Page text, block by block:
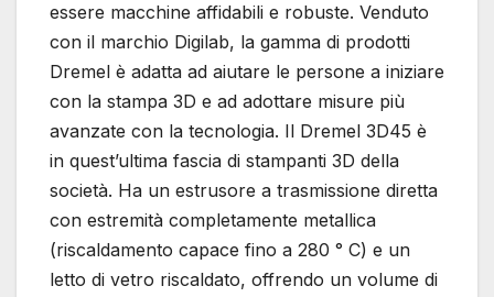
essere macchine affidabili e robuste. Venduto
con il marchio Digilab, la gamma di prodotti
Dremel è adatta ad aiutare le persone a iniziare
con la stampa 3D e ad adottare misure più
avanzate con la tecnologia. Il Dremel 3D45 è
in quest’ultima fascia di stampanti 3D della
società. Ha un estrusore a trasmissione diretta
con estremità completamente metallica
(riscaldamento capace fino a 280 ° C) e un
letto di vetro riscaldato, offrendo un volume di